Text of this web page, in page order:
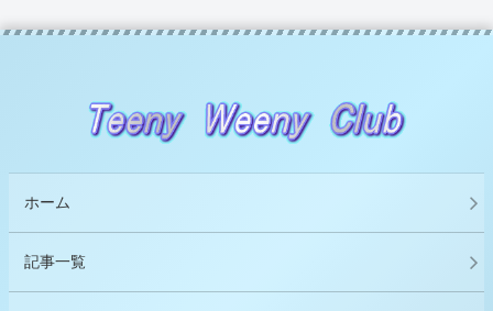
ホーム
記事一覧